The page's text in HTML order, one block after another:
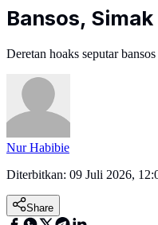
Bansos,
Deretan hoaks seputar
Nur Habibie
Diterbitkan: 09 Juli 2026,
Share